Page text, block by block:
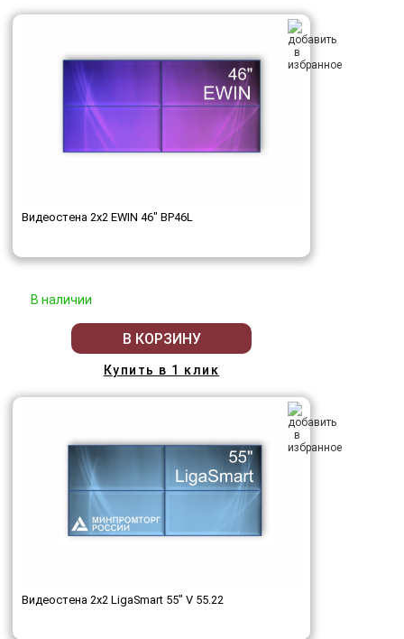
Видеостена 2x2 EWIN 46" BP46L
В наличии
В КОРЗИНУ
Купить в 1 клик
Видеостена 2x2 LigaSmart 55" V 55.22